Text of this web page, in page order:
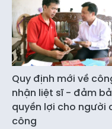
Quy định mới về
nhận liệt sĩ - đảm
quyền lợi cho người
công